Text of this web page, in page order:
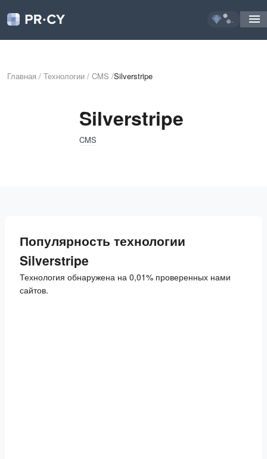
...
Главная / Технологии / CMS /Silverstripe
Silverstripe
CMS
Популярность технологии
Silverstripe
Технология обнаружена на 0,01% проверенных нами
сайтов.